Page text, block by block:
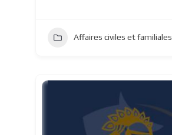
Affaires civiles et familiales